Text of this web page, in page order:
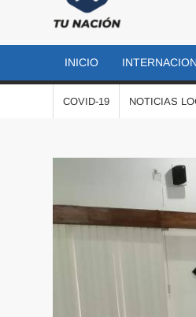
más
al
INICIO
COVID-19 NOTICIAS